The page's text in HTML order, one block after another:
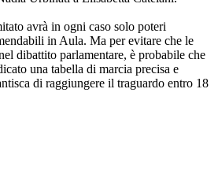
avrà in ogni caso solo poteri
in Aula. Ma per evitare che le
dibattito parlamentare, è probabile che
una tabella di marcia precisa e
di raggiungere il traguardo entro 18